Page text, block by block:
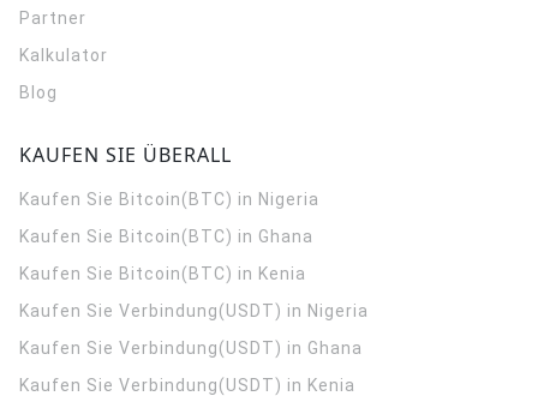
Partner
Kalkulator
Blog
KAUFEN SIE ÜBERALL
Kaufen Sie Bitcoin(BTC) in Nigeria
Kaufen Sie Bitcoin(BTC) in Ghana
Kaufen Sie Bitcoin(BTC) in Kenia
Kaufen Sie Verbindung(USDT) in Nigeria
Kaufen Sie Verbindung(USDT) in Ghana
Kaufen Sie Verbindung(USDT) in Kenia